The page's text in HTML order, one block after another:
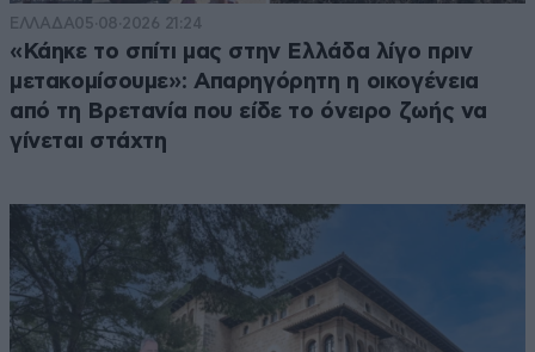
ΕΛΛΑΔΑ05·08·2026 21:24
«Κάηκε το σπίτι μας στην Ελλάδα λίγο πριν
μετακομίσουμε»: Απαρηγόρητη η οικογένεια
από τη Βρετανία που είδε το όνειρο ζωής να
γίνεται στάχτη